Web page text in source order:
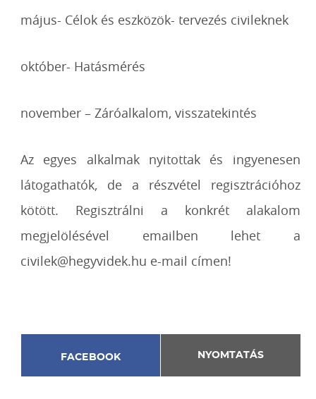
május- Célok és eszközök- tervezés civileknek
október- Hatásmérés
november – Záróalkalom, visszatekintés
Az egyes alkalmak nyitottak és ingyenesen
látogathatók, de a részvétel regisztrációhoz
kötött. Regisztrálni a konkrét alakalom
megjelölésével emailben lehet a
civilek@hegyvidek.hu e-mail címen!
FACEBOOK NYOMTATÁS